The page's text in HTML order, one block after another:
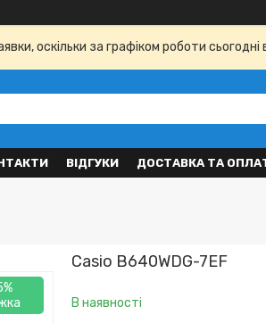
оскільки за графіком роботи
ВІДГУКИ ДОСТАВКА ТА
Casio B640WDG-7EF
В наявності